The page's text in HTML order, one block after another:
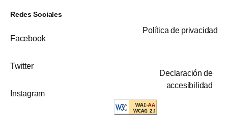
Redes Sociales
Facebook
Twitter
Instagram
Política de privacidad
Declaración de
accesibilidad